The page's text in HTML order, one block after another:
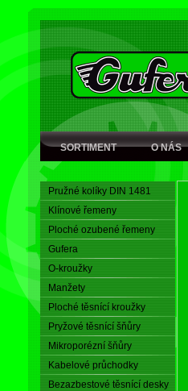
SORTIMENT O NÁS
Pružné kolíky DIN 1481
Klínové řemeny
Ploché ozubené řemeny
Gufera
O-kroužky
Manžety
Ploché těsnící kroužky
Pryžové těsnící šňůry
Mikroporézní šňůry
Kabelové průchodky
Bezazbestové těsnící desky